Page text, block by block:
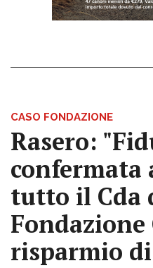
CASO FONDAZIONE
Rasero:
confermata
tutto il Cda
Fondazione
risparmio